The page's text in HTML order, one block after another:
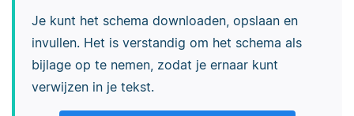
Je kunt het schema downloaden, opslaan en
invullen. Het is verstandig om het schema als
bijlage op te nemen, zodat je ernaar kunt
verwijzen in je tekst.